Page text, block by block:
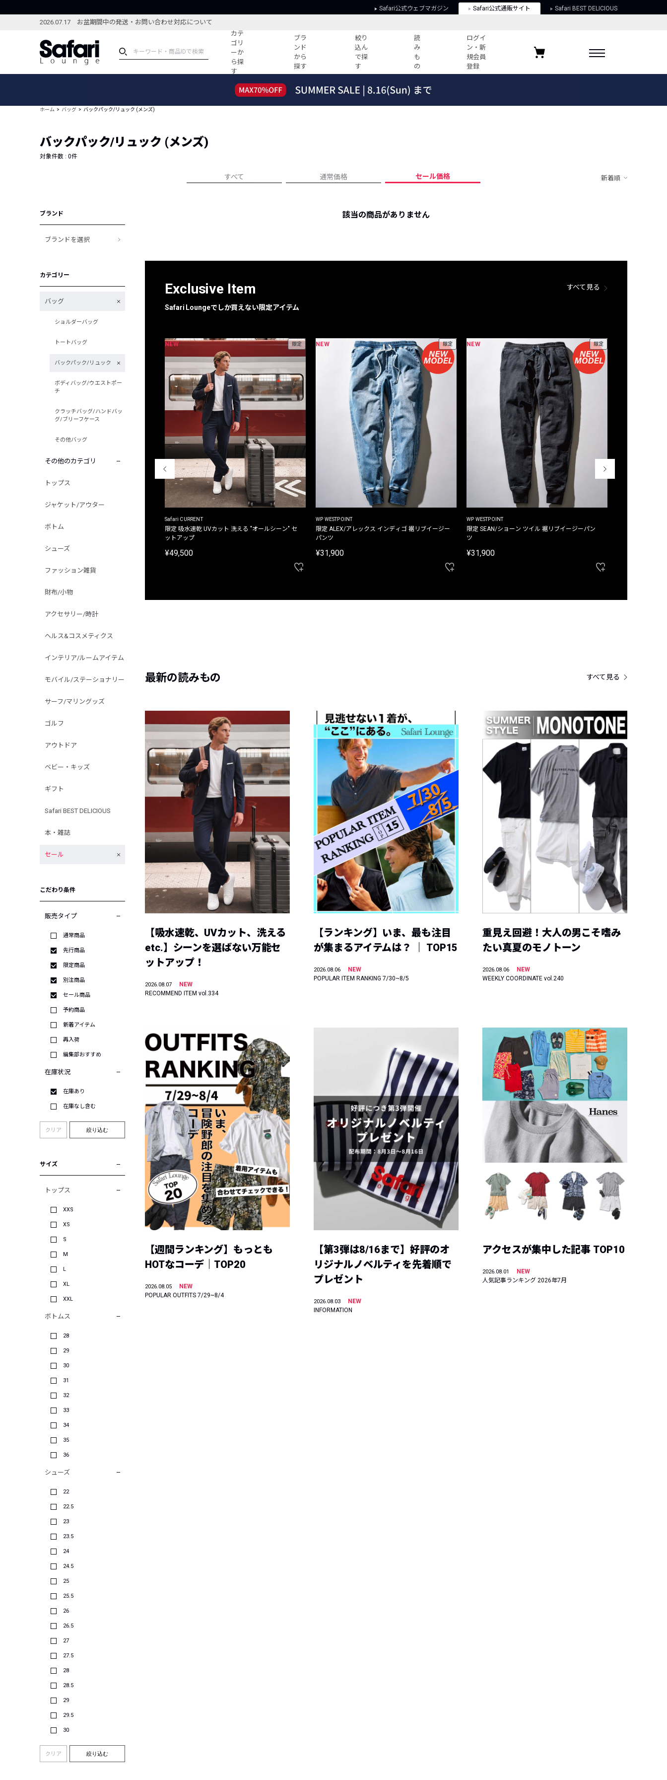
Safari公式ウェブマガジン Safari公式通販サイト Safari BEST DELICIOUS
2026.07.17 お盆期間中の発送・お問い合わせ対応について
カテ
ゴリ
ーか
ら探
す
ブラ
ンド
から
探す
絞り
込ん
で探
す
読
み
も
の
ログイ
ン・新
規会員
登録
ブランドから探す
新着アイテム
編集部のおすすめアイテム
コーディネート
すべての記事
人気記事ランキング
フォーカスブランド
プライバシーポリシー
お気に入りブランド
ホーム バッグ バックパック/リュック (メンズ)
バックパック/リュック (メンズ)
対象件数 : 0件
すべて 通常価格 セール価格 新着順
ブランド
ブランドを選択
カテゴリー
バッグ
ショルダーバッグ
トートバッグ
バックパック/リュック
ボディバッグ/ウエストポー
チ
クラッチバッグ/ハンドバッ
グ/ブリーフケース
その他バッグ
その他のカテゴリ
トップス
ジャケット/アウター
ボトム
シューズ
ファッション雑貨
財布/小物
アクセサリー/時計
ヘルス&コスメティクス
インテリア/ルームアイテム
モバイル/ステーショナリー
サーフ/マリングッズ
ゴルフ
アウトドア
ベビー・キッズ
ギフト
Safari BEST DELICIOUS
本・雑誌
セール
こだわり条件
販売タイプ
通常商品
先行商品
限定商品
別注商品
セール商品
予約商品
新着アイテム
再入荷
編集部おすすめ
在庫状況
在庫あり
在庫なし含む
クリア 絞り込む
サイズ
トップス
XXS
XS
S
M
L
XL
XXL
ボトムス
28
29
30
31
32
33
34
35
36
シューズ
22
22.5
23
23.5
24
24.5
25
25.5
26
26.5
27
27.5
28
28.5
29
29.5
30
クリア 絞り込む
該当の商品がありません
Exclusive Item
Safari Loungeでしか買えない限定アイテム
すべて見る
別注限定 フード付き チェックシャツジャケット
NEW 限定
Safari CURRENT
限定 吸水速乾 UVカット 洗える "オールシーン" セ
ットアップ
¥49,500
NEW 限定
WP WESTPOINT
限定 ALEX/アレックス インディゴ 裾リブイージー
パンツ
¥31,900
NEW 限定
WP WESTPOINT
限定 SEAN/ショーン ツイル 裾リブイージーパン
ツ
¥31,900
最新の読みもの すべて見る
【吸水速乾、UVカット、洗える
etc.】シーンを選ばない万能セ
ットアップ！
2026.08.07
NEW
RECOMMEND ITEM vol.334
【ランキング】いま、最も注目
が集まるアイテムは？ ｜ TOP15
2026.08.06
NEW
POPULAR ITEM RANKING 7/30~8/5
重見え回避！大人の男こそ嗜み
たい真夏のモノトーン
2026.08.06
NEW
WEEKLY COORDINATE vol.240
【週間ランキング】もっとも
HOTなコーデ｜TOP20
2026.08.05
NEW
POPULAR OUTFITS 7/29~8/4
【第3弾は8/16まで】好評のオ
リジナルノベルティを先着順で
プレゼント
2026.08.03
NEW
INFORMATION
アクセスが集中した記事 TOP10
2026.08.01
NEW
人気記事ランキング 2026年7月